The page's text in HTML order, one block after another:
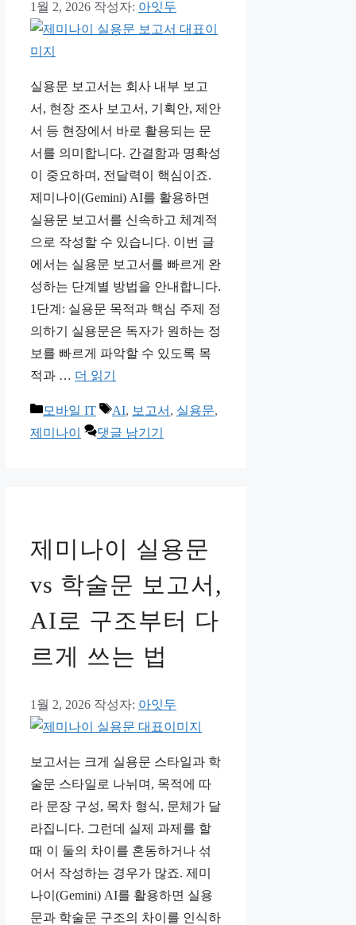
1월 2, 2026 작성자: 아잇두
실용문 보고서는 회사 내부 보고
서, 현장 조사 보고서, 기획안, 제안
서 등 현장에서 바로 활용되는 문
서를 의미합니다. 간결함과 명확성
이 중요하며, 전달력이 핵심이죠.
제미나이(Gemini) AI를 활용하면
실용문 보고서를 신속하고 체계적
으로 작성할 수 있습니다. 이번 글
에서는 실용문 보고서를 빠르게 완
성하는 단계별 방법을 안내합니다.
1단계: 실용문 목적과 핵심 주제 정
의하기 실용문은 독자가 원하는 정
보를 빠르게 파악할 수 있도록 목
적과 … 더 읽기
카
테
모바일 IT
태
그
AI, 보고서 , 실용문,
제미나이
댓글 남기기
제미나이 실용문
vs 학술문 보고서,
AI로 구조부터 다
르게 쓰는 법
1월 2, 2026 작성자: 아잇두
보고서는 크게 실용문 스타일과 학
술문 스타일로 나뉘며, 목적에 따
라 문장 구성, 목차 형식, 문체가 달
라집니다. 그런데 실제 과제를 할
때 이 둘의 차이를 혼동하거나 섞
어서 작성하는 경우가 많죠. 제미
나이(Gemini) AI를 활용하면 실용
문과 학술문 구조의 차이를 인식하